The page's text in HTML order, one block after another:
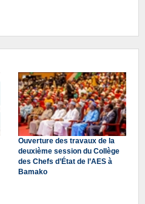
Ouverture des travaux de la
deuxième session du Collège
des Chefs d’État de l’AES à
Bamako